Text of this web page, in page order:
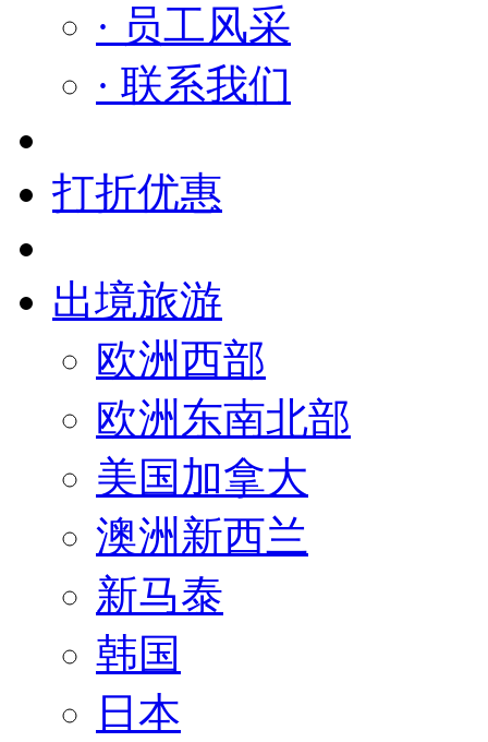
· 员工风采
· 联系我们
打折优惠
出境旅游
欧洲西部
欧洲东南北部
美国加拿大
澳洲新西兰
新马泰
韩国
日本